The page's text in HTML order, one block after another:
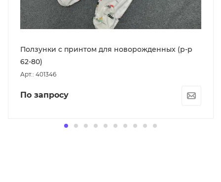
Ползунки с принтом для новорожденных (р-р
62-80)
Арт.: 401346
По запросу